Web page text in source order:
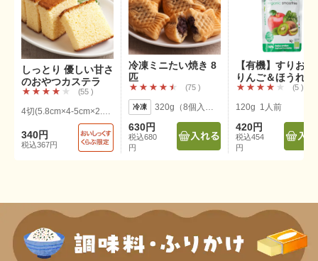
しっとり 優しい甘さ
のおやつカステラ
55
4切(5.8cm×4-5cm×2.3cmが4切)
340円
税込367円
冷凍ミニたい焼き 8
匹
75
320g（8個入り） 1個 約5cm×7cm
630円
税込680
円
【有機】すりおろ
りんご＆ほうれん
＆キウイ
5
120g 1人前
420円
税込454
円